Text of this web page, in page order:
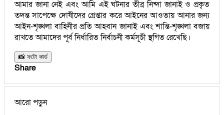
আমার জানা নেই এবং আমি এই ঘটনার তীব্র নিন্দা জানাই ও প্রকৃত
তদন্ত সাপেক্ষে দোষীদের গ্রেপ্তার করে আইনের আওতায় আনার জন্য
আইন-শৃঙ্খলা বাহিনীর প্রতি আহবান জানাই এবং শান্তি-শৃঙ্খলা বজায়
রাখতে আমাদের পূর্ব নির্ধারিত নির্বাচনী কর্মসূচী স্থগিত রেখেছি।
📸 ফটো কার্ড
Share
আরো পড়ুন